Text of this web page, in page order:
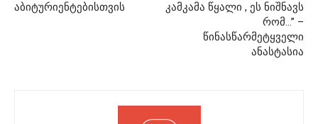
აბიტურიენტებისთვის
კამკამა წყალი , ეს ნიშნავს
რომ…” –
წინასწარმეტყველი
ანასტასია